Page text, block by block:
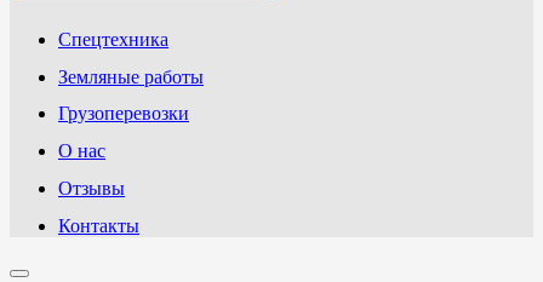
Спецтехника
Земляные работы
Грузоперевозки
О нас
Отзывы
Контакты